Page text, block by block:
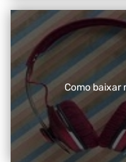
Como baixar